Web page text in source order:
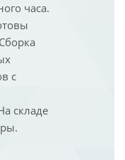
часа.
с
складе